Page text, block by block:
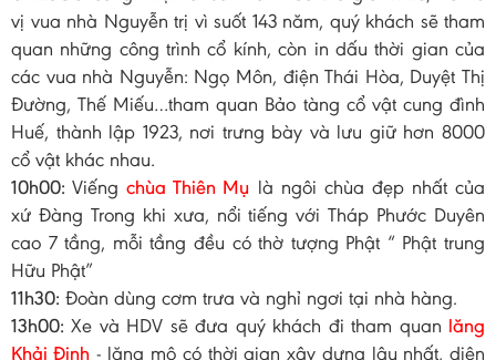
vị vua nhà Nguyễn trị vì suốt 143 năm, quý khách sẽ tham
quan những công trình cổ kính, còn in dấu thời gian của
các vua nhà Nguyễn: Ngọ Môn, điện Thái Hòa, Duyệt Thị
Đường, Thế Miếu…tham quan Bảo tàng cổ vật cung đình
Huế, thành lập 1923, nơi trưng bày và lưu giữ hơn 8000
cổ vật khác nhau.
10h00:Viếngchùa Thiên Mụ là ngôi chùa đẹp nhất của
xứ Đàng Trong khi xưa, nổi tiếng với Tháp Phước Duyên
cao 7 tầng, mỗi tầng đều có thờ tượng Phật “ Phật trung
Hữu Phật”
11h30: Đoàn dùng cơm trưa và nghỉ ngơi tại nhà hàng.
13h00: Xe và HDV sẽ đưa quý khách đi tham quan lăng
Khải Định- lăng mộ có thời gian xây dựng lâu nhất, diện